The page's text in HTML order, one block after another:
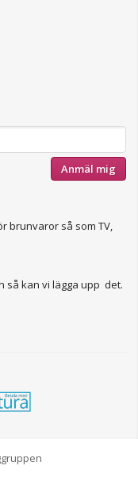
Anmäl mig
brunvaror så som TV,
så kan vi lägga upp det.